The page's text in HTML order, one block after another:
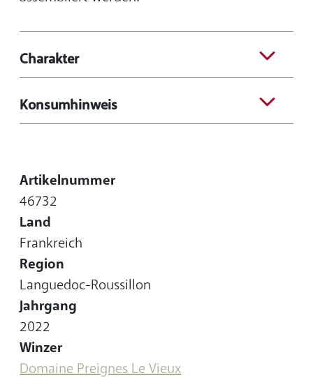
Charakter
Konsumhinweis
Artikelnummer
46732
Land
Frankreich
Region
Languedoc-Roussillon
Jahrgang
2022
Winzer
Domaine Preignes Le Vieux